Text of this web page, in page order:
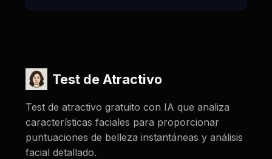
Test de Atractivo
Test de atractivo gratuito con IA que analiza
características faciales para proporcionar
puntuaciones de belleza instantáneas y análisis
facial detallado.